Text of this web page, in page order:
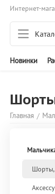
Интернет-
Новинки
Главная /